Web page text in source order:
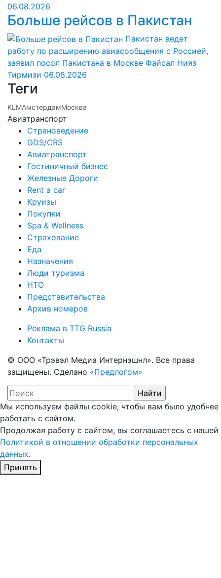
06.08.2026
Больше рейсов в Пакистан
Пакистан ведет
работу по расширению авиасообщения с Россией,
заявил посол Пакистана в Москве Файсал Нияз
Тирмизи 06.08.2026
Теги
KLMАмстердамМосква
Авиатранспорт
Страноведение
GDS/CRS
Авиатранспорт
Гостиничный бизнес
Железные Дороги
Rent a car
Круизы
Покупки
Spa & Wellness
Страхование
Еда
Назначения
Люди туризма
НТО
Представительства
Архив номеров
Реклама в TTG Russia
Контакты
© ООО «Трэвэл Медиа Интернэшнл». Все права
защищены. Сделано «Предлогом»
Мы используем файлы cookie, чтобы вам было удобнее
работать с сайтом.
Продолжая работу с сайтом, вы соглашаетесь с нашей
Политикой в отношении обработки персональных
данных.
Принять